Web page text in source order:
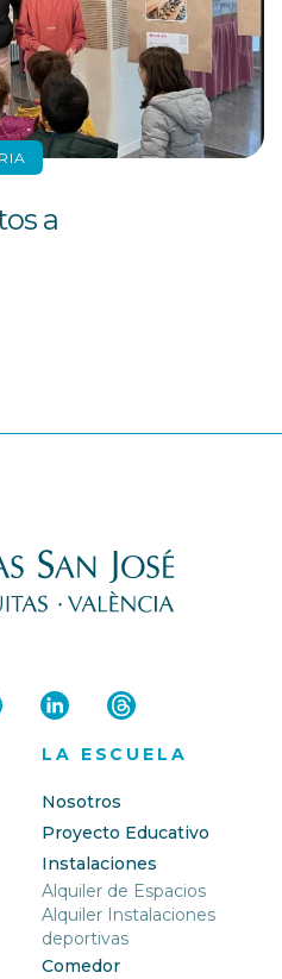
a
LA ESCUELA
Nosotros
Proyecto Educativo
Instalaciones
Alquiler de Espacios
Alquiler Instalaciones
deportivas
Comedor